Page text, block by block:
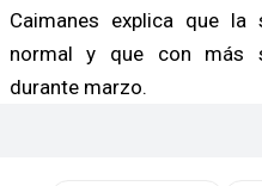
Caimanes explica que
normal y que con más
durante marzo.